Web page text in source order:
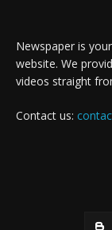
Newspaper is
website. We
videos straight
Contact us: